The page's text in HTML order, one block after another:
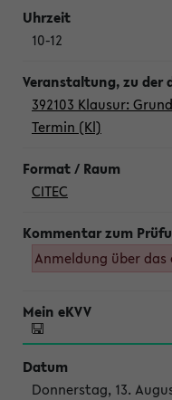
10-12
392103 Klausur:
Termin (Kl)
CITEC
Anmeldung über das
Donnerstag, 13.